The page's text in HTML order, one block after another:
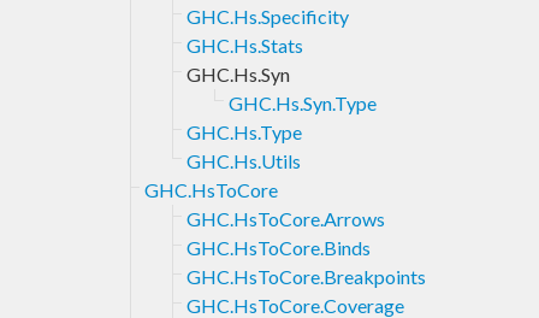
GHC.Hs.Specificity
GHC.Hs.Stats
GHC.Hs.Syn
GHC.Hs.Syn.Type
GHC.Hs.Type
GHC.Hs.Utils
GHC.HsToCore
GHC.HsToCore.Arrows
GHC.HsToCore.Binds
GHC.HsToCore.Breakpoints
GHC.HsToCore.Coverage